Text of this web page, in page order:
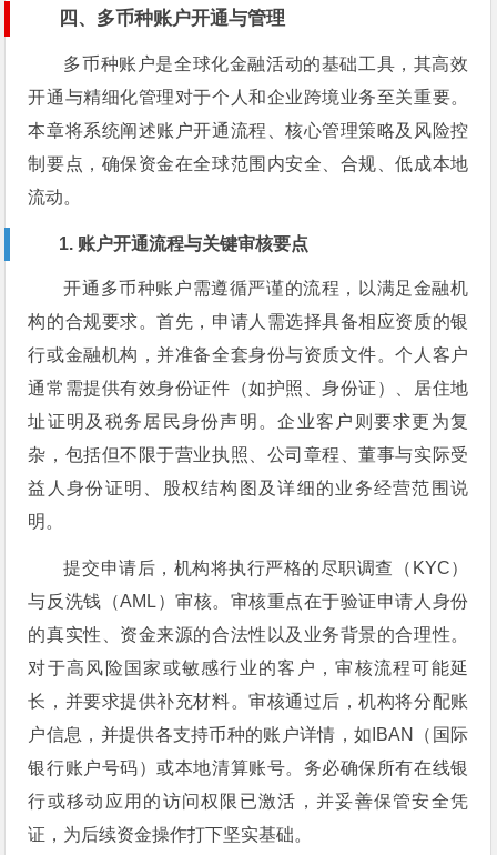
四、多币种账户开通与管理
多币种账户是全球化金融活动的基础工具，其高效
开通与精细化管理对于个人和企业跨境业务至关重要。
本章将系统阐述账户开通流程、核心管理策略及风险控
制要点，确保资金在全球范围内安全、合规、低成本地
流动。
1. 账户开通流程与关键审核要点
开通多币种账户需遵循严谨的流程，以满足金融机
构的合规要求。首先，申请人需选择具备相应资质的银
行或金融机构，并准备全套身份与资质文件。个人客户
通常需提供有效身份证件（如护照、身份证）、居住地
址证明及税务居民身份声明。企业客户则要求更为复
杂，包括但不限于营业执照、公司章程、董事与实际受
益人身份证明、股权结构图及详细的业务经营范围说
明。
提交申请后，机构将执行严格的尽职调查（KYC）
与反洗钱（AML）审核。审核重点在于验证申请人身份
的真实性、资金来源的合法性以及业务背景的合理性。
对于高风险国家或敏感行业的客户，审核流程可能延
长，并要求提供补充材料。审核通过后，机构将分配账
户信息，并提供各支持币种的账户详情，如IBAN（国际
银行账户号码）或本地清算账号。务必确保所有在线银
行或移动应用的访问权限已激活，并妥善保管安全凭
证，为后续资金操作打下坚实基础。